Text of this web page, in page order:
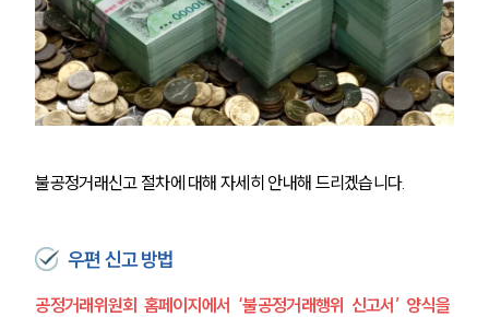
불공정거래신고 절차에 대해 자세히 안내해 드리겠습니다.
우편 신고 방법
공정거래위원회 홈페이지에서 ‘불공정거래행위 신고서’ 양식을